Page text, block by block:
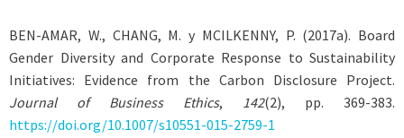
BEN-AMAR, W., CHANG, M. y MCILKENNY, P. (2017a). Board
Gender Diversity and Corporate Response to Sustainability
Initiatives: Evidence from the Carbon Disclosure Project.
Journal of Business Ethics, 142(2), pp. 369-383.
https://doi.org/10.1007/s10551-015-2759-1